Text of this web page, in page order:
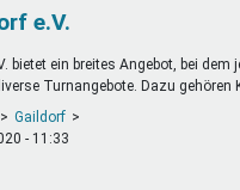
e.V.
bietet ein breites Angebot, bei
Turnangebote. Dazu
Gaildorf
- 11:33